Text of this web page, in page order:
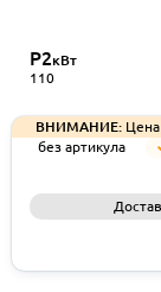
P2кВт
110
ВНИМАНИЕ:
без артикула